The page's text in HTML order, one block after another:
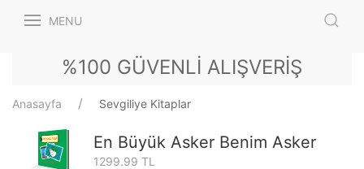
MENU
%100 GÜVENLİ ALIŞVERİŞ
Anasayfa Sevgiliye Kitaplar
En Büyük Asker Benim Asker
1299.99 TL